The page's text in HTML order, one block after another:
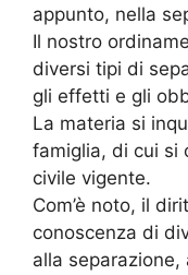
appunto, nella
Il nostro
diversi tipi di
gli effetti e gli
La materia si
famiglia, di cui si
civile vigente.
Com’è noto, il
conoscenza di
alla